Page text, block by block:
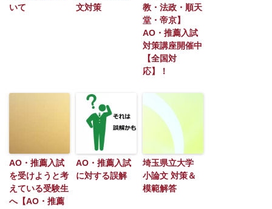
いて
文対策
教・法政・順天
堂・帝京】
AO・推薦入試
対策講座開催中
【全国対
応】！
AO・推薦入試
を受けようと考
えている受験生
へ【AO・推薦
AO・推薦入試
に対する誤解
埼玉県立大学
小論文 対策＆
模範解答